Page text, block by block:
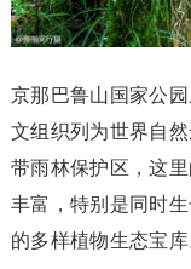
京那巴鲁山国家公
文组织列为世界自
带雨林保护区，这
丰富，特别是同时
的多样植物生态宝库